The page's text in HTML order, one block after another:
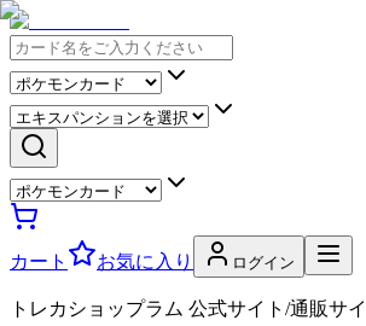
カート お気に入り ログイン
トレカショップラム 公式サイト/通販サ